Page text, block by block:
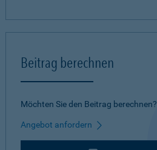
Beitrag berechnen
Möchten Sie den Beitrag berechnen?
Angebot anfordern